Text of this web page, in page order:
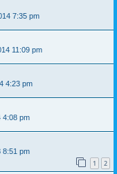
7:35 pm
11:09 pm
4:23 pm
4:08 pm
8:51 pm
1 2